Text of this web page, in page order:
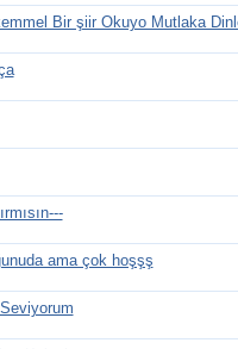
Bir şiir Okuyo Mutlaka
ama çok hoşşş